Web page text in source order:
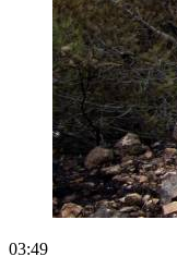
03:49